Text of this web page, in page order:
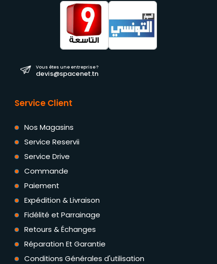
Vous êtes une entreprise ?
devis@spacenet.tn
Service Client
Nos Magasins
Service Reservii
Service Drive
Commande
Paiement
Expédition & Livraison
Fidélité et Parrainage
Retours & Échanges
Réparation Et Garantie
Conditions Générales d'utilisation